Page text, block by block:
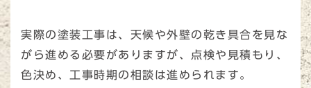
実際の塗装工事は、天候や外壁の乾き具合を見な
がら進める必要がありますが、点検や見積もり、
色決め、工事時期の相談は進められます。